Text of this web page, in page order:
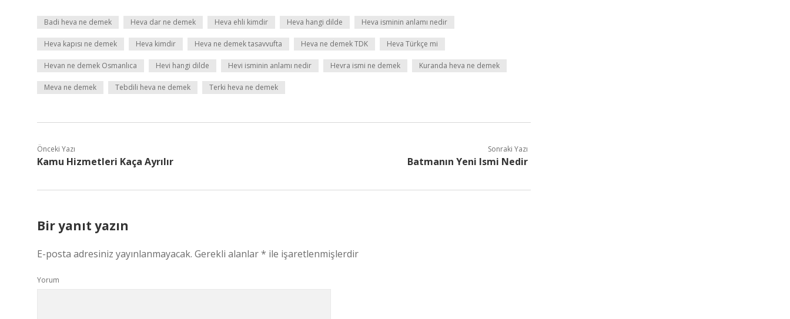
Badi heva ne demek Heva dar ne demek Heva ehli kimdir Heva hangi dilde Heva isminin anlamı nedir
Heva kapısı ne demek Heva kimdir Heva ne demek tasavvufta Heva ne demek TDK Heva Türkçe mi
Hevan ne demek Osmanlıca Hevi hangi dilde Hevi isminin anlamı nedir Hevra ismi ne demek Kuranda heva ne demek
Meva ne demek Tebdili heva ne demek Terki heva ne demek
Önceki Yazı
Kamu Hizmetleri Kaça Ayrılır
Sonraki Yazı
Batmanın Yeni Ismi Nedir
Bir yanıt yazın
E-posta adresiniz yayınlanmayacak. Gerekli alanlar* ile işaretlenmişlerdir
Yorum